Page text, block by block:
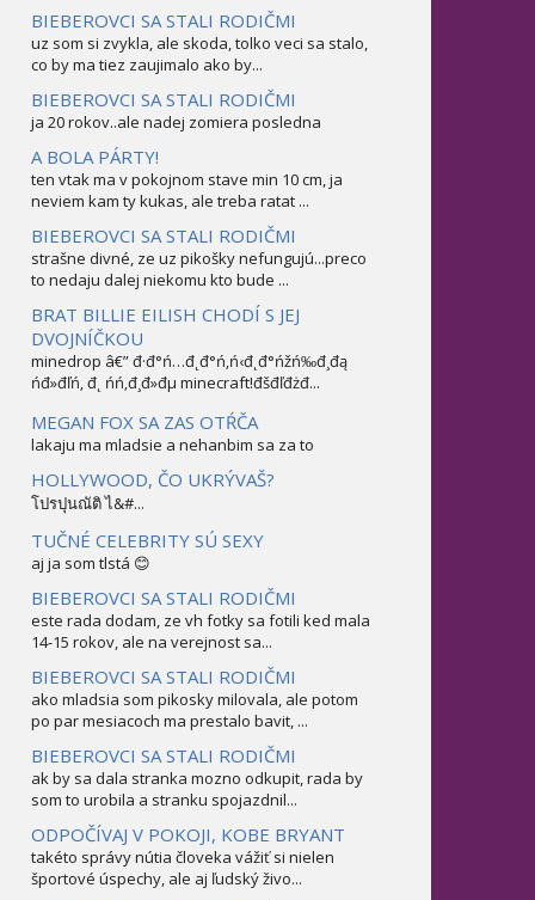
BIEBEROVCI SA STALI RODIČMI
uz som si zvykla, ale skoda, tolko veci sa stalo,
co by ma tiez zaujimalo ako by...
BIEBEROVCI SA STALI RODIČMI
ja 20 rokov..ale nadej zomiera posledna
A BOLA PÁRTY!
ten vtak ma v pokojnom stave min 10 cm, ja
neviem kam ty kukas, ale treba ratat ...
BIEBEROVCI SA STALI RODIČMI
strašne divné, ze uz pikošky nefungujú...preco
to nedaju dalej niekomu kto bude ...
BRAT BILLIE EILISH CHODÍ S JEJ
DVOJNÍČKOU
minedrop â€” đ·đ°ń…đ˛đ°ń‚ń‹đ˛đ°ńžń‰đ¸đą
ńđ»đľń‚ đ˛ ńń‚đ¸đ»đµ minecraft!đšđľđżđ...
MEGAN FOX SA ZAS OTŔČA
lakaju ma mladsie a nehanbim sa za to
HOLLYWOOD, ČO UKRÝVAŠ?
โปรปุนณัติ ไ&#...
TUČNÉ CELEBRITY SÚ SEXY
aj ja som tlstá 😊
BIEBEROVCI SA STALI RODIČMI
este rada dodam, ze vh fotky sa fotili ked mala
14-15 rokov, ale na verejnost sa...
BIEBEROVCI SA STALI RODIČMI
ako mladsia som pikosky milovala, ale potom
po par mesiacoch ma prestalo bavit, ...
BIEBEROVCI SA STALI RODIČMI
ak by sa dala stranka mozno odkupit, rada by
som to urobila a stranku spojazdnil...
ODPOČÍVAJ V POKOJI, KOBE BRYANT
takéto správy nútia človeka vážiť si nielen
športové úspechy, ale aj ľudský živo...